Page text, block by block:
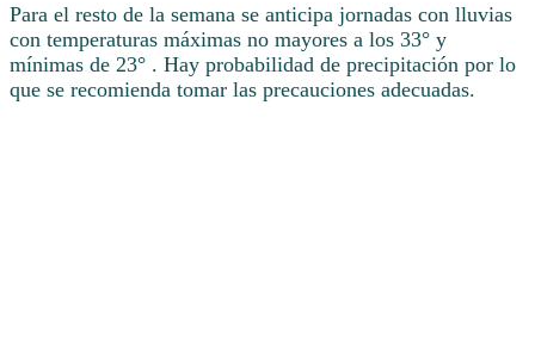
Para el resto de la semana se anticipa jornadas con lluvias
con temperaturas máximas no mayores a los 33° y
mínimas de 23° . Hay probabilidad de precipitación por lo
que se recomienda tomar las precauciones adecuadas.